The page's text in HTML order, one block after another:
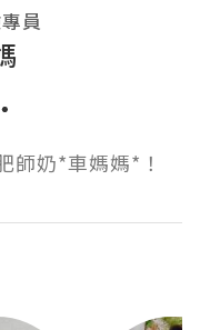
員
師奶*車媽媽*！